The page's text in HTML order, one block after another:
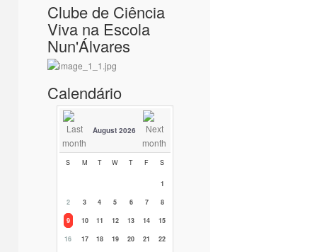
Clube de Ciência
Viva na Escola
Nun'Álvares
Calendário
August 2026
S M T W T F S
1
2
3 4 5 6 7
8
9
10 11 12 13 14
15
16
17 18 19 20 21
22